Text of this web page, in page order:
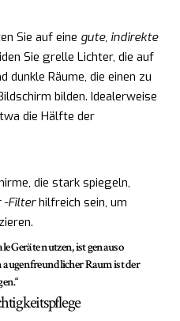
Sie auf eine gute, indirekte
Sie grelle Lichter, die auf
dunkle Räume, die einen zu
bilden. Idealerweise
die Hälfte der
die stark spiegeln,
-Filterhilfreich sein, um
Geräte nutzen, ist genauso
augenfreundlicher Raum ist der